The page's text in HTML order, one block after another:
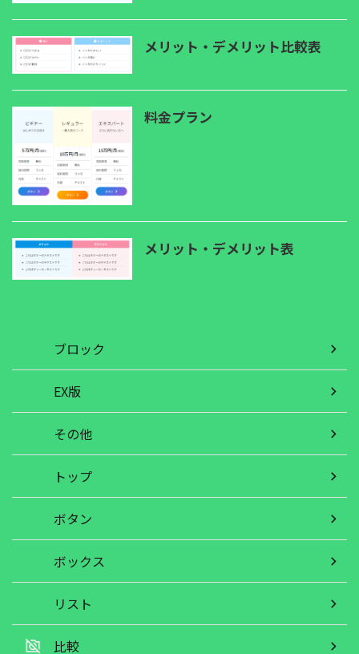
メリット・デメリット比較表
料金プラン
メリット・デメリット表
ブロック
EX版
その他
トップ
ボタン
ボックス
リスト
比較